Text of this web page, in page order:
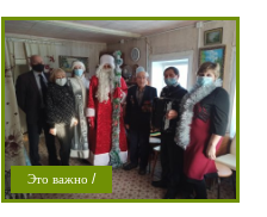
Это важно /
Проишествие/